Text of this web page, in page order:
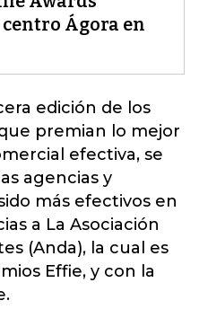
centro Ágora en
edición de los
premian lo mejor
efectiva, se
agencias y
más efectivos en
a La Asociación
(Anda), la cual es
Effie, y con la